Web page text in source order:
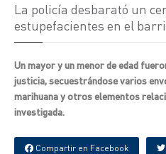
La policía desbarató un
estupefacientes en el
Un mayor y un menor de edad
justicia, secuestrándose varios
marihuana y otros elementos
investigada.
Compartir en Facebook